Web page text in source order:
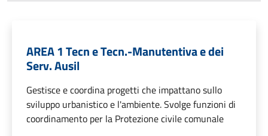
AREA 1 Tecn e Tecn.-Manutentiva e dei
Serv. Ausil
Gestisce e coordina progetti che impattano sullo
sviluppo urbanistico e l'ambiente. Svolge funzioni di
coordinamento per la Protezione civile comunale